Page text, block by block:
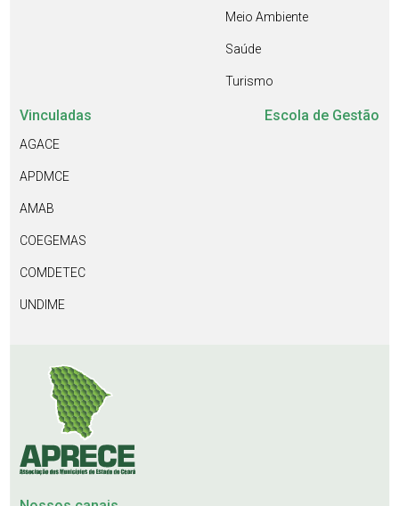
Meio Ambiente
Saúde
Turismo
Vinculadas
AGACE
APDMCE
AMAB
COEGEMAS
COMDETEC
UNDIME
Escola de Gestão